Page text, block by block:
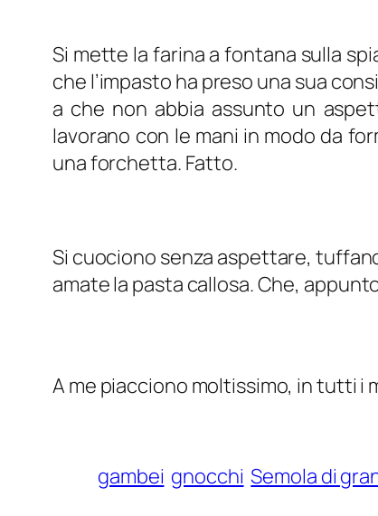
Si mette la farina a fontana sulla
che l’impasto ha preso una sua
a che non abbia assunto un
lavorano con le mani in modo da
una forchetta. Fatto.
Si cuociono senza aspettare,
amate la pasta callosa. Che,
A me piacciono moltissimo, in tutti i
gambei gnocchi Semola di